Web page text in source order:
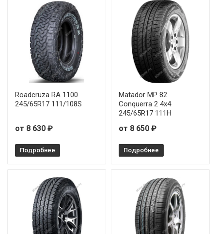
Roadcruza RA 1100
245/65R17 111/108S
от 8 630 ₽
Подробнее
Matador MP 82
Conquerra 2 4x4
245/65R17 111H
от 8 650 ₽
Подробнее